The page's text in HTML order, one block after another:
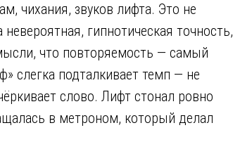
чихания, звуков лифта. Это не
гипнотическая точность,
что повторяемость — самый
слегка подталкивает темп — не
слово. Лифт стонал ровно
в метроном, который делал